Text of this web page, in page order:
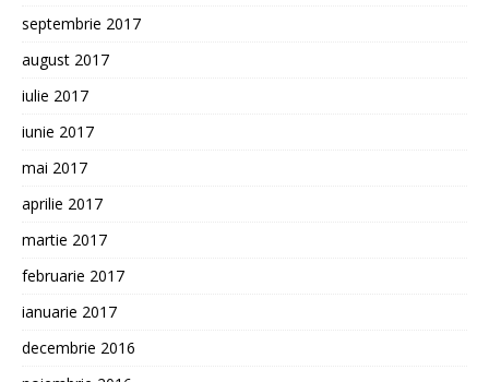
septembrie 2017
august 2017
iulie 2017
iunie 2017
mai 2017
aprilie 2017
martie 2017
februarie 2017
ianuarie 2017
decembrie 2016